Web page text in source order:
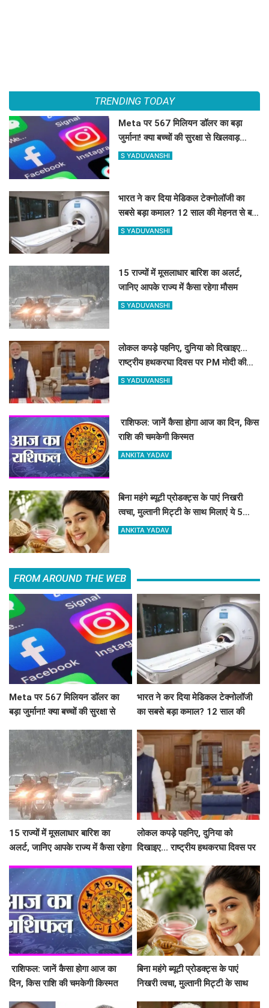
TRENDING TODAY
Meta पर 567 मिलियन डॉलर का बड़ा
जुर्माना! क्या बच्चों की सुरक्षा से खिलवाड़
कंपनी को पड़ा भारी?
S YADUVANSHI
भारत ने कर दिया मेडिकल टेक्नोलॉजी का
सबसे बड़ा कमाल? 12 साल की मेहनत से बनी
पहली स्वदेशी MRI मशीन
S YADUVANSHI
15 राज्यों में मूसलाधार बारिश का अलर्ट,
जानिए आपके राज्य में कैसा रहेगा मौसम
S YADUVANSHI
लोकल कपड़े पहनिए, दुनिया को दिखाइए...
राष्ट्रीय हथकरघा दिवस पर PM मोदी की
खास अपील- क्या आपने शेयर किया अपना
S YADUVANSHI
​​​​​​​ राशिफल: जानें कैसा होगा आज का दिन, किस
राशि की चमकेगी किस्मत
ANKITA YADAV
बिना महंगे ब्यूटी प्रोडक्ट्स के पाएं निखरी
त्वचा, मुल्तानी मिट्टी के साथ मिलाएं ये 5
चीजें, त्वचा दिखेगी दमकती
ANKITA YADAV
FROM AROUND THE WEB
Meta पर 567 मिलियन डॉलर का
बड़ा जुर्माना! क्या बच्चों की सुरक्षा से
भारत ने कर दिया मेडिकल टेक्नोलॉजी
का सबसे बड़ा कमाल? 12 साल की
15 राज्यों में मूसलाधार बारिश का
अलर्ट, जानिए आपके राज्य में कैसा रहेगा
लोकल कपड़े पहनिए, दुनिया को
दिखाइए... राष्ट्रीय हथकरघा दिवस पर
शेयर किया अपना #GRWM वीडियो?
​​​​​​​ राशिफल: जानें कैसा होगा आज का
दिन, किस राशि की चमकेगी किस्मत
बिना महंगे ब्यूटी प्रोडक्ट्स के पाएं
निखरी त्वचा, मुल्तानी मिट्टी के साथ